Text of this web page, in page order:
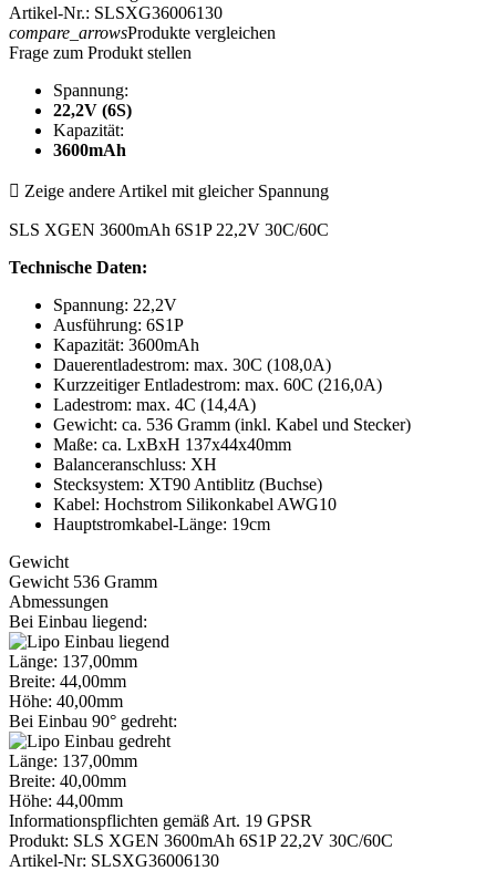
Artikel-Nr.: SLSXG36006130
compare_arrowsProdukte vergleichen
Frage zum Produkt stellen
Spannung:
22,2V (6S)
Kapazität:
3600mAh
 Zeige andere Artikel mit gleicher Spannung
SLS XGEN 3600mAh 6S1P 22,2V 30C/60C
Technische Daten:
Spannung: 22,2V
Ausführung: 6S1P
Kapazität: 3600mAh
Dauerentladestrom: max. 30C (108,0A)
Kurzzeitiger Entladestrom: max. 60C (216,0A)
Ladestrom: max. 4C (14,4A)
Gewicht: ca. 536 Gramm (inkl. Kabel und Stecker)
Maße: ca. LxBxH 137x44x40mm
Balanceranschluss: XH
Stecksystem: XT90 Antiblitz (Buchse)
Kabel: Hochstrom Silikonkabel AWG10
Hauptstromkabel-Länge: 19cm
Gewicht
Gewicht 536 Gramm
Abmessungen
Bei Einbau liegend:
Länge: 137,00mm
Breite: 44,00mm
Höhe: 40,00mm
Bei Einbau 90° gedreht:
Länge: 137,00mm
Breite: 40,00mm
Höhe: 44,00mm
Informationspflichten gemäß Art. 19 GPSR
Produkt: SLS XGEN 3600mAh 6S1P 22,2V 30C/60C
Artikel-Nr: SLSXG36006130